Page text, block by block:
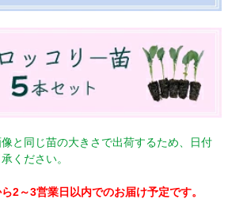
と同じ苗の大きさで出荷するため、日付
ください。
2～3営業日以内でのお届け予定です。